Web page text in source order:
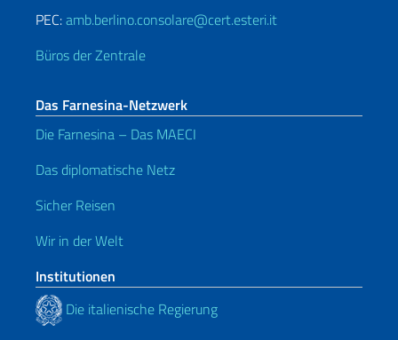
PEC:amb.berlino.consolare@cert.esteri.it
Büros der Zentrale
Das Farnesina-Netzwerk
Die Farnesina – Das MAECI
Das diplomatische Netz
Sicher Reisen
Wir in der Welt
Institutionen
Die italienische Regierung